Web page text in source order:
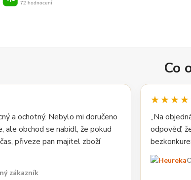
Co
a ochotný. Nebylo mi doručeno
ale obchod se nabídl, že pokud
přiveze pan majitel zboží
zákazník
„Na
odpověď,